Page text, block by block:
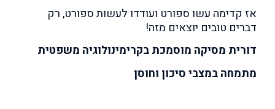
אז קדימה עשו ספורט ועודדו לעשות ספורט, רק
דברים טובים יוצאים מזה!
דורית מסיקה מוסמכת בקרימינולוגיה משפטית
מתמחה במצבי סיכון וחוסן